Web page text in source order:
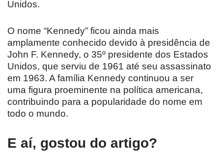
Unidos.
O nome “Kennedy” ficou ainda mais
amplamente conhecido devido à presidência de
John F. Kennedy, o 35º presidente dos Estados
Unidos, que serviu de 1961 até seu assassinato
em 1963. A família Kennedy continuou a ser
uma figura proeminente na política americana,
contribuindo para a popularidade do nome em
todo o mundo.
E aí, gostou do artigo?